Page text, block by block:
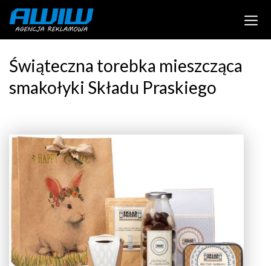
Świąteczna torebka mieszcząca
smakołyki Składu Praskiego